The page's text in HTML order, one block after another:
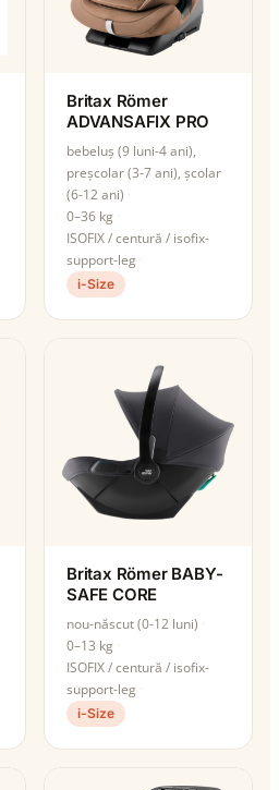
Britax Römer
ADVANSAFIX PRO
bebeluș (9 luni-4 ani),
preșcolar (3-7 ani), școlar
(6-12 ani)
0–36 kg
ISOFIX / centură / isofix-
support-leg
i-Size
Britax Römer BABY-
SAFE CORE
nou-născut (0-12 luni)
0–13 kg
ISOFIX / centură / isofix-
support-leg
i-Size